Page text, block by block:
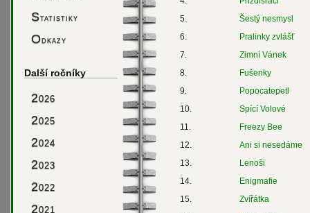
Statistiky
Odkazy
Další ročníky
2026
2025
2024
2023
2022
2021
5.
Šestý nesmysl
6.
Pralinky zvlášť
7.
Zimní Vánek
8.
Fušenky
9.
Popocatepetl
10.
Spící Volové
11.
Freezy Bee
12.
Ani si nesedáme
13.
Lenoši
14.
Enigmafie
15.
Zvířátka